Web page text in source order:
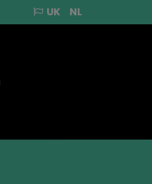
UK NL